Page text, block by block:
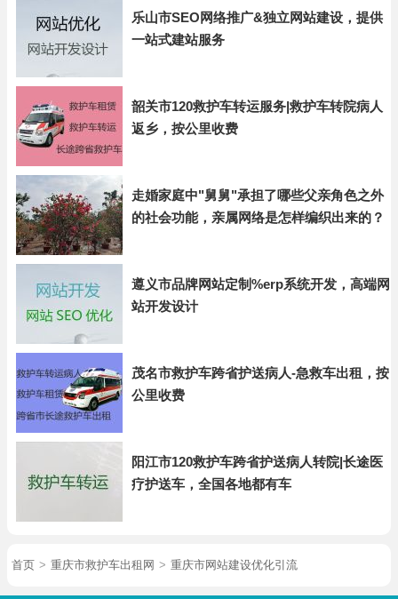
乐山市SEO网络推广&独立网站建设，提供
一站式建站服务
韶关市120救护车转运服务|救护车转院病人
返乡，按公里收费
走婚家庭中"舅舅"承担了哪些父亲角色之外
的社会功能，亲属网络是怎样编织出来的？
遵义市品牌网站定制%erp系统开发，高端网
站开发设计
茂名市救护车跨省护送病人-急救车出租，按
公里收费
阳江市120救护车跨省护送病人转院|长途医
疗护送车，全国各地都有车
首页 > 重庆市救护车出租网 > 重庆市网站建设优化引流